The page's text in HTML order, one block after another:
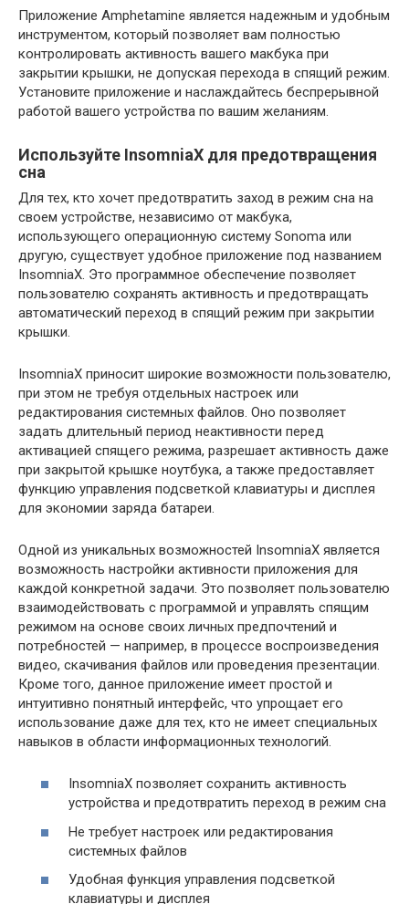
Приложение Amphetamine является надежным и удобным
инструментом, который позволяет вам полностью
контролировать активность вашего макбука при
закрытии крышки, не допуская перехода в спящий режим.
Установите приложение и наслаждайтесь беспрерывной
работой вашего устройства по вашим желаниям.
Используйте InsomniaX для предотвращения
сна
Для тех, кто хочет предотвратить заход в режим сна на
своем устройстве, независимо от макбука,
использующего операционную систему Sonoma или
другую, существует удобное приложение под названием
InsomniaX. Это программное обеспечение позволяет
пользователю сохранять активность и предотвращать
автоматический переход в спящий режим при закрытии
крышки.
InsomniaX приносит широкие возможности пользователю,
при этом не требуя отдельных настроек или
редактирования системных файлов. Оно позволяет
задать длительный период неактивности перед
активацией спящего режима, разрешает активность даже
при закрытой крышке ноутбука, а также предоставляет
функцию управления подсветкой клавиатуры и дисплея
для экономии заряда батареи.
Одной из уникальных возможностей InsomniaX является
возможность настройки активности приложения для
каждой конкретной задачи. Это позволяет пользователю
взаимодействовать с программой и управлять спящим
режимом на основе своих личных предпочтений и
потребностей — например, в процессе воспроизведения
видео, скачивания файлов или проведения презентации.
Кроме того, данное приложение имеет простой и
интуитивно понятный интерфейс, что упрощает его
использование даже для тех, кто не имеет специальных
навыков в области информационных технологий.
InsomniaX позволяет сохранить активность
устройства и предотвратить переход в режим сна
Не требует настроек или редактирования
системных файлов
Удобная функция управления подсветкой
клавиатуры и дисплея